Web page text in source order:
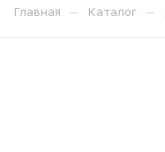
Главная — Каталог —